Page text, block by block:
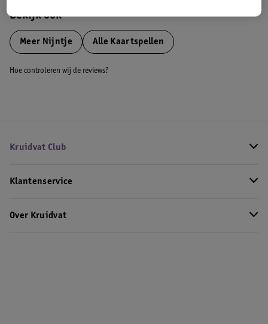
Bekijk ook
Meer Nijntje Alle Kaartspellen
Hoe controleren wij de reviews?
Kruidvat Club
Klantenservice
Over Kruidvat